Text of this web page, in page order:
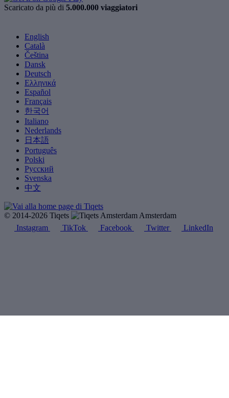
Scaricato da più di 5.000.000 viaggiatori
English
Català
Čeština
Dansk
Deutsch
Ελληνικά
Español
Français
한국어
Italiano
Nederlands
日本語
Português
Polski
Русский
Svenska
中文
© 2014-2026 Tiqets
Amsterdam
Instagram
TikTok Facebook Twitter LinkedIn